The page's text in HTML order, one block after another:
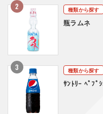
種類から探す
瓶ラムネ
種類から探す
ｻﾝﾄﾘｰ ﾍﾟﾌﾟ